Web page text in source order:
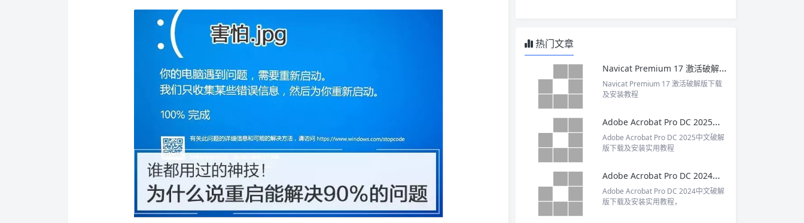
热门文章
Navicat Premium 17 激活破解版下载及安装教程
Navicat Premium 17 激活破解版下载
及安装教程
Adobe Acrobat Pro DC 2025中文破解版下载及安装实用教程
Adobe Acrobat Pro DC 2025中文破解
版下载及安装实用教程
Adobe Acrobat Pro DC 2024中文破解版下载及安装实用教程
Adobe Acrobat Pro DC 2024中文破解
版下载及安装实用教程，